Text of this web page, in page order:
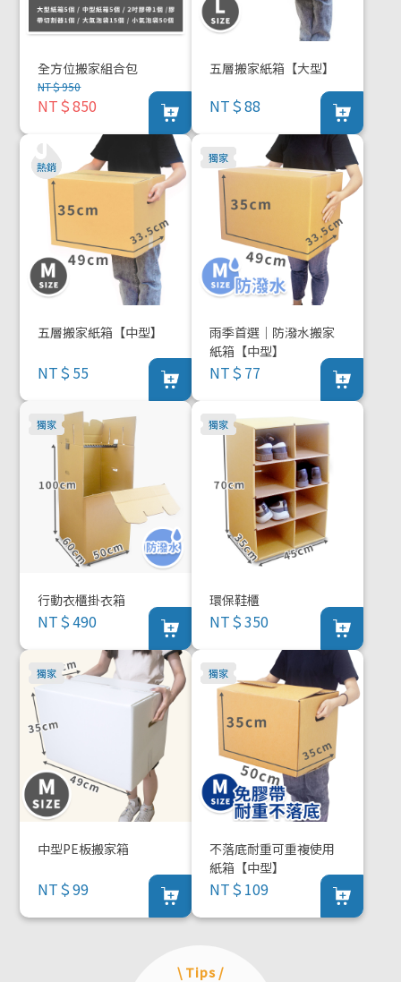
全方位搬家組合包
NT＄950
NT＄850
五層搬家紙箱【大型】
NT＄88
五層搬家紙箱【中型】
NT＄55
雨季首選｜防潑水搬家
紙箱【中型】
NT＄77
行動衣櫃掛衣箱
NT＄490
環保鞋櫃
NT＄350
中型PE板搬家箱
NT＄99
不落底耐重可重複使用
紙箱【中型】
NT＄109
\ Tips /